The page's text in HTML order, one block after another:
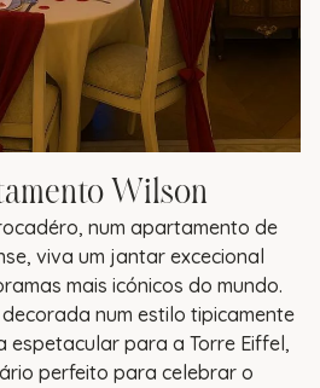
Wilson
num apartamento de
viva um jantar excecional
mais icónicos do mundo.
num estilo tipicamente
espetacular para a Torre Eiffel,
perfeito para celebrar o